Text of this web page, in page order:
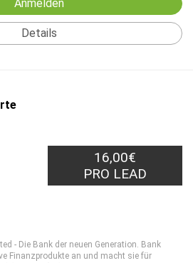
Anmelden
Details
16,00€
PRO LEAD
- Die Bank der neuen Generation. Bank
Finanzprodukte an und macht sie für